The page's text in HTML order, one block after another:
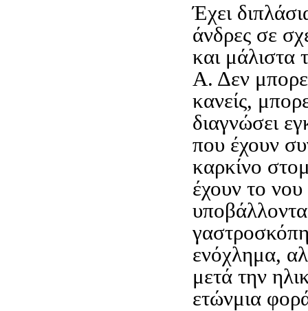
Έχει
άνδρες σε
και μάλιστα
Α. Δεν
κανείς,
διαγνώσει
που έχουν
καρκίνο
έχουν το
ενόχλημα,
μετά την
ετώνμια